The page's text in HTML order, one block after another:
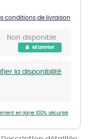
Non disponible
M'alerter
la disponibilité
conditions de livraison
en ligne 100% sécurisé